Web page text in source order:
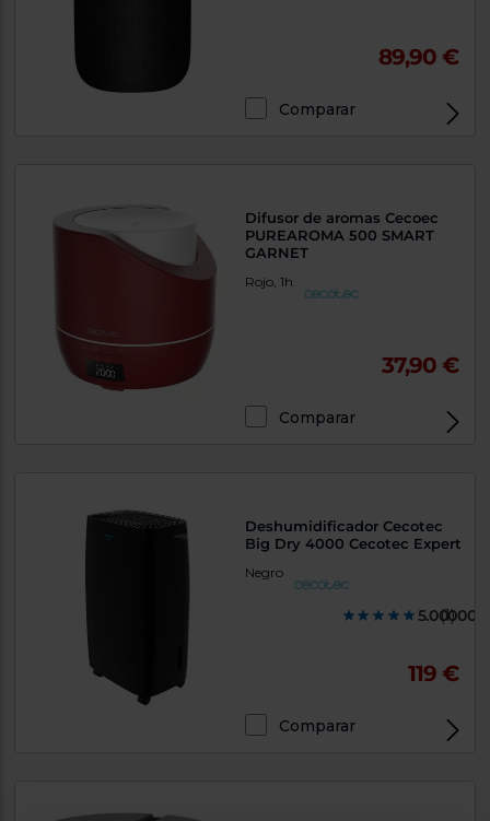
89,90 €
Comparar
Difusor de aromas Cecoec
PUREAROMA 500 SMART
GARNET
Rojo, 1h
37,90 €
Comparar
Deshumidificador Cecotec
Big Dry 4000 Cecotec Expert
Negro
(1)
119 €
Comparar